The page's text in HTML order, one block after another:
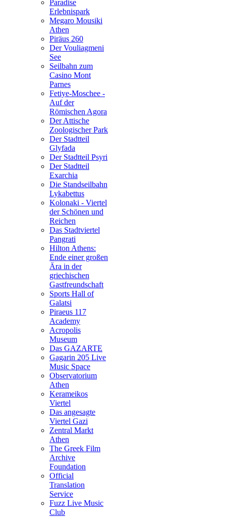
Paradise
Erlebnispark
Megaro Mousiki
Athen
Piräus 260
Der Vouliagmeni
See
Seilbahn zum
Casino Mont
Parnes
Fetiye-Moschee -
Auf der
Römischen Agora
Der Attische
Zoologischer Park
Der Stadtteil
Glyfada
Der Stadtteil Psyri
Der Stadtteil
Exarchia
Die Standseilbahn
Lykabettus
Kolonaki - Viertel
der Schönen und
Reichen
Das Stadtviertel
Pangrati
Hilton Athens:
Ende einer großen
Ära in der
griechischen
Gastfreundschaft
Sports Hall of
Galatsi
Piraeus 117
Academy
Acropolis
Museum
Das GAZARTE
Gagarin 205 Live
Music Space
Observatorium
Athen
Kerameikos
Viertel
Das angesagte
Viertel Gazi
Zentral Markt
Athen
The Greek Film
Archive
Foundation
Official
Translation
Service
Fuzz Live Music
Club